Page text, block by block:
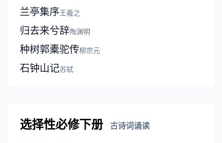
兰亭集序王羲之
归去来兮辞陶渊明
种树郭橐驼传柳宗元
石钟山记苏轼
选择性必修下册 古诗词诵读